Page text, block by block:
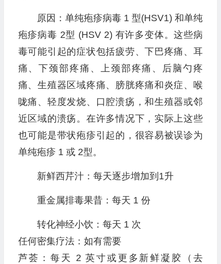
原因：单纯疱疹病毒 1 型(HSV1) 和单纯
疱疹病毒 2型 (HSV 2) 有许多变体。这些病
毒可能引起的症状包括疲劳、下巴疼痛、耳
痛、下颈部疼痛、上颈部疼痛、后脑勺疼
痛、生殖器区域疼痛、膀胱疼痛和炎症、喉
咙痛、轻度发烧、口腔溃疡，和生殖器或邻
近区域的溃疡。在许多情况下，实际上这些
也可能是带状疱疹引起的，很容易被误诊为
单纯疱疹 1 或 2型。
新鲜西芹汁：每天逐步增加到1升
重金属排毒果昔：每天 1 份
转化神经小饮：每天 1 次
任何密集疗法：如有需要
芦荟：每天 2 英寸或更多新鲜凝胶（去